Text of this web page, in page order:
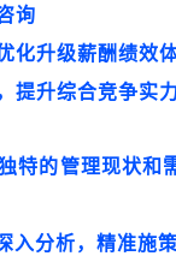
询
化升级薪酬绩效
提升综合竞争实
特的管理现状和
入分析，精准施